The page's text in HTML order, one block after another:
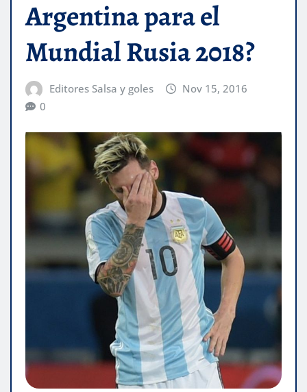
Argentina para el
Mundial Rusia 2018?
Editores Salsa y goles
Nov 15, 2016
0